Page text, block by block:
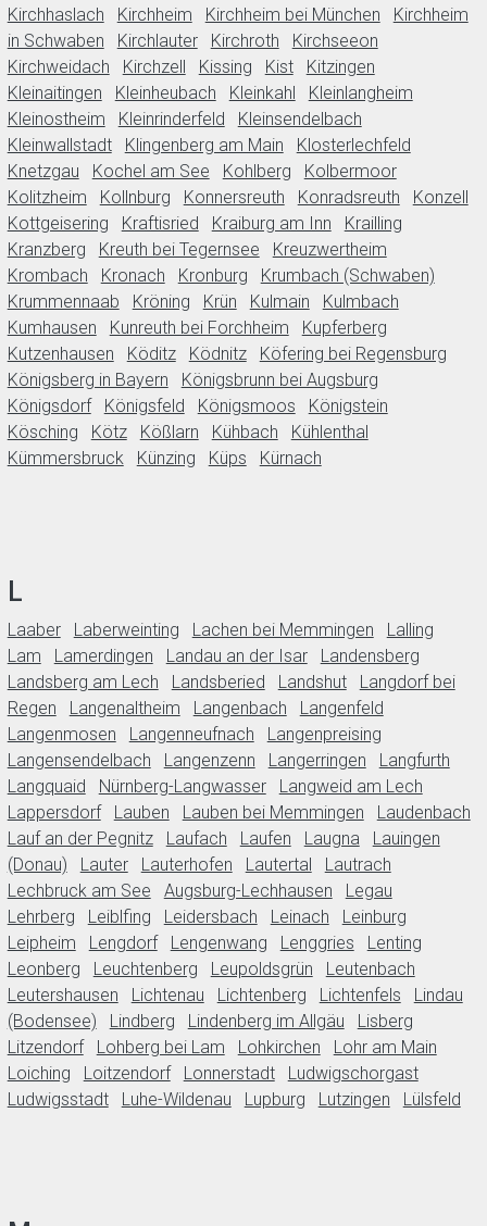
Kirchhaslach
Kirchheim Kirchheim bei München
Kirchheim
in Schwaben
Kirchlauter Kirchroth
Kirchseeon
Kirchweidach
Kirchzell Kissing Kist
Kitzingen
Kleinaitingen
Kleinheubach Kleinkahl
Kleinlangheim
Kleinostheim
Kleinrinderfeld
Kleinsendelbach
Kleinwallstadt
Klingenberg am Main
Klosterlechfeld
Knetzgau
Kochel am See Kohlberg
Kolbermoor
Kolitzheim
Kollnburg Konnersreuth Konradsreuth
Konzell
Kottgeisering
Kraftisried Kraiburg am Inn
Krailling
Kranzberg
Kreuth bei Tegernsee
Kreuzwertheim
Krombach
Kronach Kronburg
Krumbach (Schwaben)
Krummennaab
Kröning Krün Kulmain
Kulmbach
Kumhausen
Kunreuth bei Forchheim
Kupferberg
Kutzenhausen
Köditz Ködnitz
Köfering bei Regensburg
Königsberg in Bayern
Königsbrunn bei Augsburg
Königsdorf
Königsfeld Königsmoos
Königstein
Kösching
Kötz Kößlarn Kühbach
Kühlenthal
Kümmersbruck
Künzing Küps Kürnach
L
Laaber Laberweinting Lachen bei Memmingen
Lalling
Lam
Lamerdingen Landau an der Isar
Landensberg
Landsberg am Lech
Landsberied Landshut
Langdorf bei
Regen
Langenaltheim Langenbach
Langenfeld
Langenmosen
Langenneufnach
Langenpreising
Langensendelbach
Langenzenn Langerringen
Langfurth
Langquaid
Nürnberg-Langwasser
Langweid am Lech
Lappersdorf
Lauben Lauben bei Memmingen
Laudenbach
Lauf an der Pegnitz
Laufach Laufen Laugna
Lauingen
(Donau)
Lauter Lauterhofen Lautertal
Lautrach
Lechbruck am See
Augsburg-Lechhausen
Legau
Lehrberg
Leiblfing Leidersbach Leinach
Leinburg
Leipheim
Lengdorf Lengenwang Lenggries
Lenting
Leonberg
Leuchtenberg Leupoldsgrün
Leutenbach
Leutershausen
Lichtenau Lichtenberg Lichtenfels
Lindau
(Bodensee)
Lindberg Lindenberg im Allgäu
Lisberg
Litzendorf
Lohberg bei Lam Lohkirchen
Lohr am Main
Loiching
Loitzendorf Lonnerstadt
Ludwigschorgast
Ludwigsstadt
Luhe-Wildenau Lupburg Lutzingen Lülsfeld